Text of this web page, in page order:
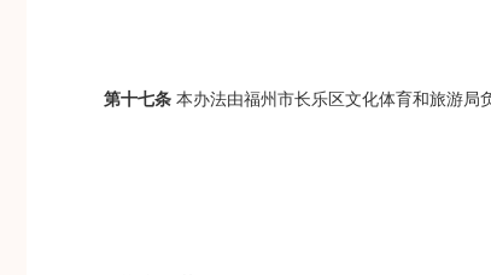
第十七条 本办法由福州市长乐区文化体育和旅游局